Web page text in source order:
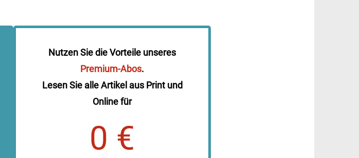
Nutzen Sie die Vorteile unseres
Premium-Abos.
Lesen Sie alle Artikel aus Print und
Online für
0 €